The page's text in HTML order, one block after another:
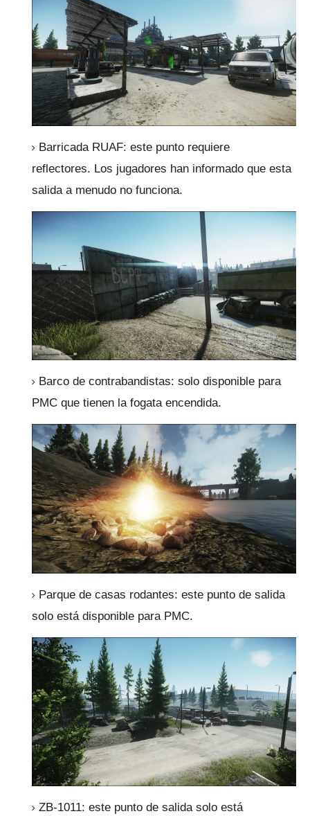
Barricada RUAF: este punto requiere
reflectores. Los jugadores han informado que esta
salida a menudo no funciona.
Barco de contrabandistas: solo disponible para
PMC que tienen la fogata encendida.
Parque de casas rodantes: este punto de salida
solo está disponible para PMC.
ZB-1011: este punto de salida solo está